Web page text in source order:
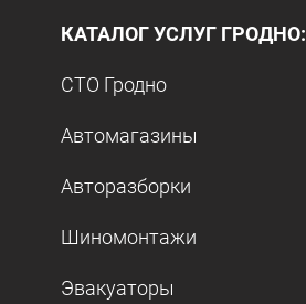
КАТАЛОГ УСЛУГ ГРОДНО:
СТО Гродно
Автомагазины
Авторазборки
Шиномонтажи
Эвакуаторы